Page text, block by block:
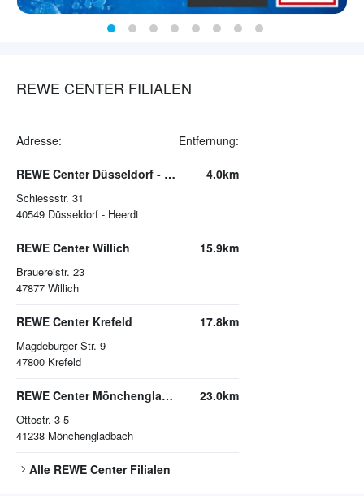
REWE CENTER FILIALEN
Adresse: Entfernung:
REWE Center Düsseldorf - Heerdt
Schiessstr. 31
40549 Düsseldorf - Heerdt
4.0km
REWE Center Willich
Brauereistr. 23
47877 Willich
15.9km
REWE Center Krefeld
Magdeburger Str. 9
47800 Krefeld
17.8km
REWE Center Mönchengladbach
Ottostr. 3-5
41238 Mönchengladbach
23.0km
Alle REWE CenterFilialen